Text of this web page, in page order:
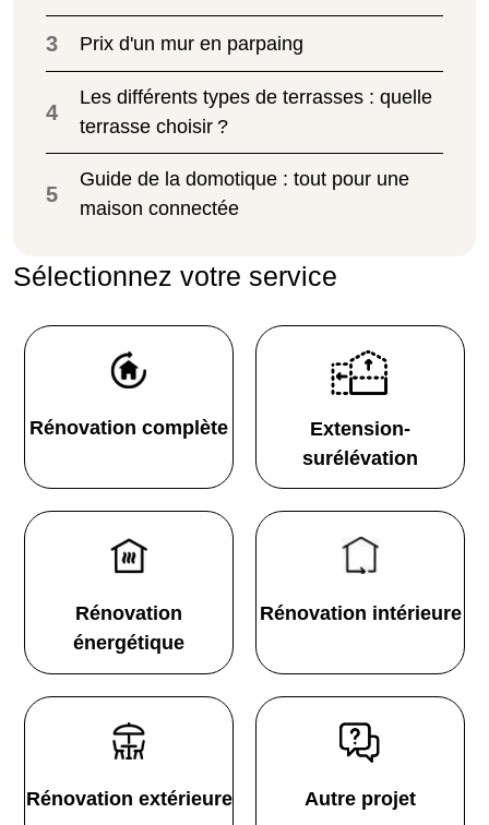
3 Prix d'un mur en parpaing
4
Les différents types de terrasses : quelle
terrasse choisir ?
5
Guide de la domotique : tout pour une
maison connectée
Sélectionnez votre service
Rénovation complète
Extension-
surélévation
Rénovation
énergétique
Rénovation intérieure
Rénovation extérieure Autre projet